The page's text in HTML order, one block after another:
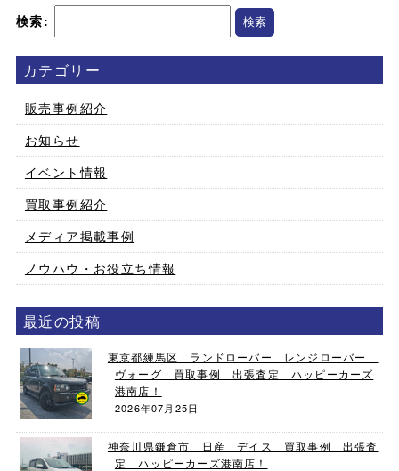
検索:
カテゴリー
販売事例紹介
お知らせ
イベント情報
買取事例紹介
メディア掲載事例
ノウハウ・お役立ち情報
最近の投稿
東京都練馬区 ランドローバー レンジローバー
ヴォーグ 買取事例 出張査定 ハッピーカーズ
港南店！
2026年07月25日
神奈川県鎌倉市 日産 デイス 買取事例 出張査
定 ハッピーカーズ港南店！